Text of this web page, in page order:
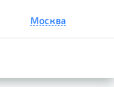
Москва